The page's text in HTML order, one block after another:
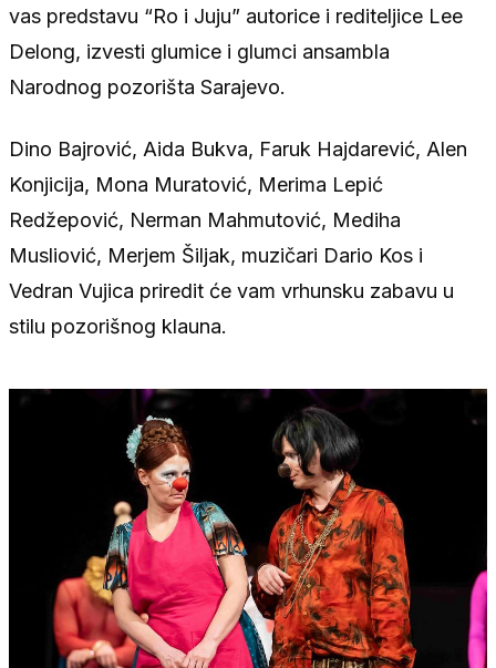
vas predstavu “Ro i Juju” autorice i rediteljice Lee
Delong, izvesti glumice i glumci ansambla
Narodnog pozorišta Sarajevo.
Dino Bajrović, Aida Bukva, Faruk Hajdarević, Alen
Konjicija, Mona Muratović, Merima Lepić
Redžepović, Nerman Mahmutović, Mediha
Musliović, Merjem Šiljak, muzičari Dario Kos i
Vedran Vujica priredit će vam vrhunsku zabavu u
stilu pozorišnog klauna.